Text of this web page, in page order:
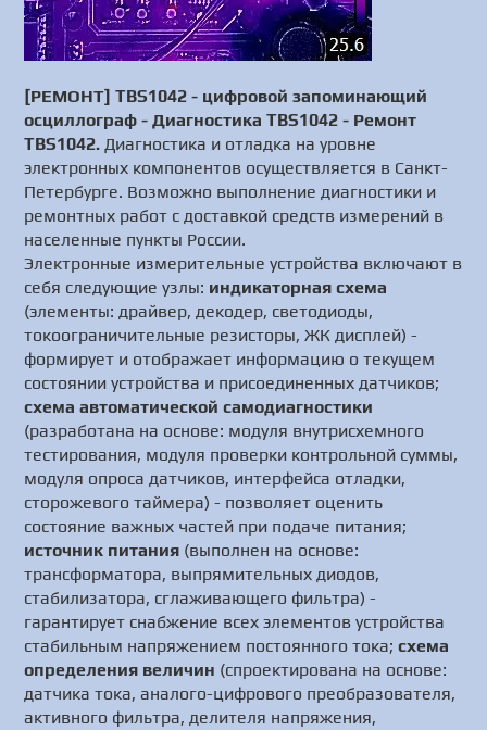
[РЕМОНТ] TBS1042 - цифровой запоминающий
осциллограф - Диагностика TBS1042 - Ремонт
TBS1042. Диагностика и отладка на уровне
электронных компонентов осуществляется в Санкт-
Петербурге. Возможно выполнение диагностики и
ремонтных работ с доставкой средств измерений в
населенные пункты России.
Электронные измерительные устройства включают в
себя следующие узлы: индикаторная схема
(элементы: драйвер, декодер, светодиоды,
токоограничительные резисторы, ЖК дисплей) -
формирует и отображает информацию о текущем
состоянии устройства и присоединенных датчиков;
схема автоматической самодиагностики
(разработана на основе: модуля внутрисхемного
тестирования, модуля проверки контрольной суммы,
модуля опроса датчиков, интерфейса отладки,
сторожевого таймера) - позволяет оценить
состояние важных частей при подаче питания;
источник питания (выполнен на основе:
трансформатора, выпрямительных диодов,
стабилизатора, сглаживающего фильтра) -
гарантирует снабжение всех элементов устройства
стабильным напряжением постоянного тока;схема
определения величин (спроектирована на основе:
датчика тока, аналого-цифрового преобразователя,
активного фильтра, делителя напряжения,